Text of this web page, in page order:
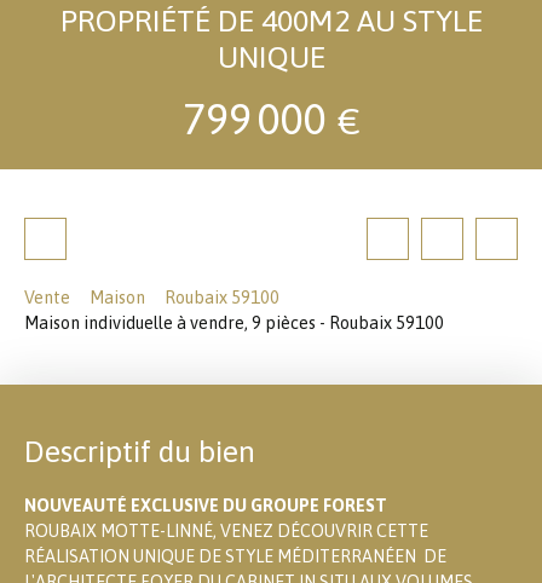
PROPRIÉTÉ DE 400M2 AU STYLE
UNIQUE
799 000 €
Vente Maison
Roubaix 59100
Maison individuelle à vendre, 9 pièces - Roubaix 59100
Descriptif du bien
NOUVEAUTÉ EXCLUSIVE DU GROUPE FOREST
ROUBAIX MOTTE-LINNÉ, VENEZ DÉCOUVRIR CETTE
RÉALISATION UNIQUE DE STYLE MÉDITERRANÉEN DE